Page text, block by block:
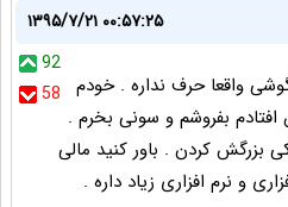
۱۳۹۵/۷/۲۱ ۰۰:۵۷:۲۵
92
58
واقعا حرف نداره . خودم
بفروشم و سونی بخرم .
بزرگش کردن . باور کنید مالی
و نرم افزاری زیاد داره .